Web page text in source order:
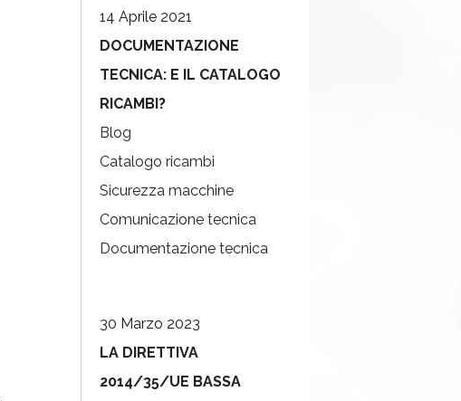
14 Aprile 2021
DOCUMENTAZIONE
TECNICA: E IL CATALOGO
RICAMBI?
Blog
Catalogo ricambi
Sicurezza macchine
Comunicazione tecnica
Documentazione tecnica
30 Marzo 2023
LA DIRETTIVA
2014/35/UE BASSA